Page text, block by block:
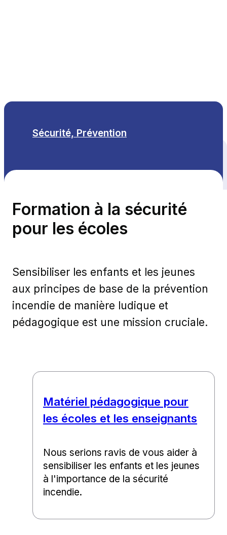
Sécurité, Prévention
Formation à la sécurité
pour les écoles
Sensibiliser les enfants et les jeunes
aux principes de base de la prévention
incendie de manière ludique et
pédagogique est une mission cruciale.
Matériel pédagogique pour
les écoles et les enseignants
Nous serions ravis de vous aider à
sensibiliser les enfants et les jeunes
à l'importance de la sécurité
incendie.